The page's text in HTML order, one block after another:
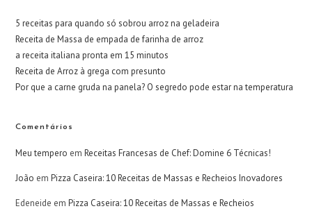
5 receitas para quando só sobrou arroz na geladeira
Receita de Massa de empada de farinha de arroz
a receita italiana pronta em 15 minutos
Receita de Arroz à grega com presunto
Por que a carne gruda na panela? O segredo pode estar na temperatura
Comentários
Meu tempero emReceitas Francesas de Chef: Domine 6 Técnicas!
João emPizza Caseira: 10 Receitas de Massas e Recheios Inovadores
Edeneide emPizza Caseira: 10 Receitas de Massas e Recheios